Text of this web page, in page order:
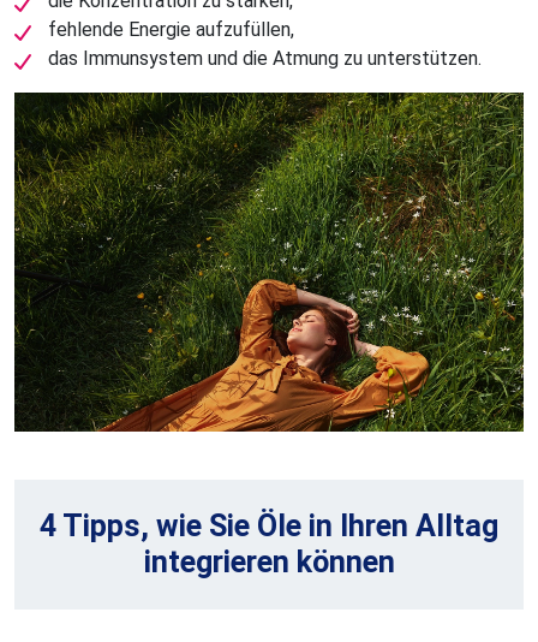
fehlende Energie aufzufüllen,
das Immunsystem und die Atmung zu unterstützen.
4 Tipps, wie Sie Öle in Ihren Alltag
integrieren können